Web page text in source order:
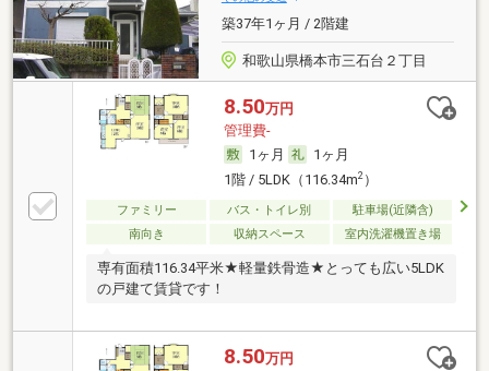
築37年1ヶ月 / 2階建
和歌山県橋本市三石台２丁目
8.50万円
管理費-
1ヶ月
1ヶ月
1階 / 5LDK（116.34m2）
ファミリー バス・トイレ別
駐車場(近隣含)
南向き
収納スペース 室内洗濯機置き場
専有面積116.34平米★軽量鉄骨造★とっても広い5LDK
の戸建て賃貸です！
8.50万円